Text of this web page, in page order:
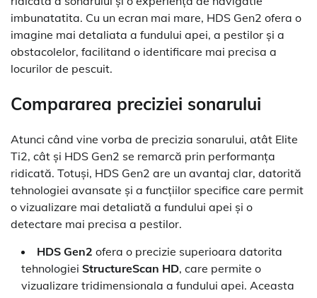
imbunatatita. Cu un ecran mai mare, HDS Gen2 ofera o
imagine mai detaliata a fundului apei, a pestilor și a
obstacolelor, facilitand o identificare mai precisa a
locurilor de pescuit.
Compararea preciziei sonarului
Atunci când vine vorba de precizia sonarului, atât Elite
Ti2, cât și HDS Gen2 se remarcă prin performanța
ridicată. Totuși, HDS Gen2 are un avantaj clar, datorită
tehnologiei avansate și a funcțiilor specifice care permit
o vizualizare mai detaliată a fundului apei și o
detectare mai precisa a pestilor.
HDS Gen2 ofera o precizie superioara datorita
tehnologiei StructureScan HD, care permite o
vizualizare tridimensionala a fundului apei. Aceasta